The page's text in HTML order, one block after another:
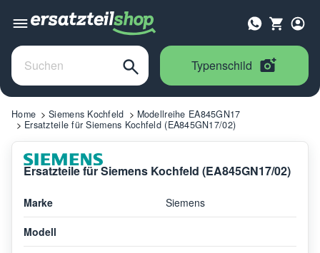
Typenschild
Home Siemens Kochfeld
Modellreihe EA845GN17
Ersatzteile für Siemens Kochfeld (EA845GN17/02)
Ersatzteile für Siemens Kochfeld (EA845GN17/02)
Marke Siemens
Modell